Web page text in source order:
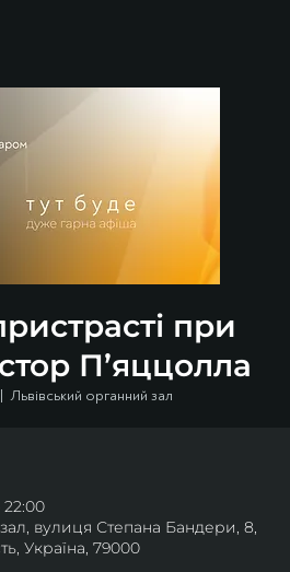
при
П’яццолла
Львівський органний зал
22:00
вулиця Степана Бандери, 8,
Україна, 79000